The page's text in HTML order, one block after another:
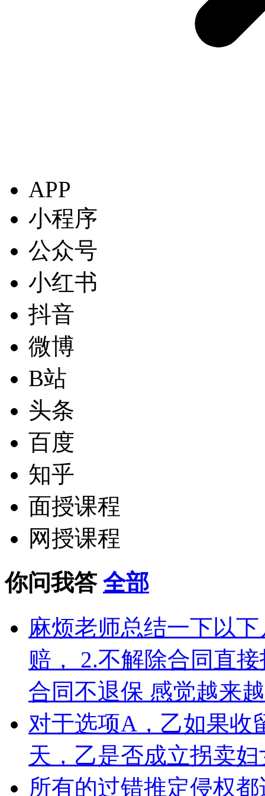
APP
小程序
公众号
小红书
抖音
微博
B站
头条
百度
知乎
面授课程
网授课程
你问我答 全部
麻烦老师总结一下以
赔， 2.不解除合同直
合同不退保 感觉越来
对于选项A，乙如果收
天，乙是否成立拐卖
所有的过错推定侵权